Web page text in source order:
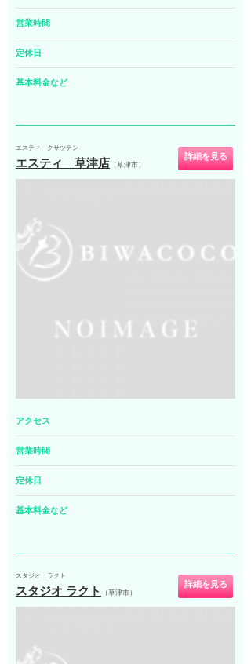
営業時間
定休日
基本料金など
エスティ クサツテン
エスティ 草津店 （草津市）
詳細を見る
アクセス
営業時間
定休日
基本料金など
スタジオ ラクト
スタジオ ラクト （草津市）
詳細を見る